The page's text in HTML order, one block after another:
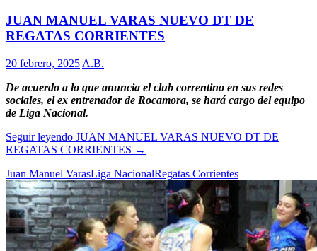
JUAN MANUEL VARAS NUEVO DT DE
REGATAS CORRIENTES
20 febrero, 2025 A.B.
De acuerdo a lo que anuncia el club correntino en sus redes
sociales, el ex entrenador de Rocamora, se hará cargo del equipo
de Liga Nacional.
Seguir leyendo JUAN MANUEL VARAS NUEVO DT DE
REGATAS CORRIENTES →
Juan Manuel VarasLiga NacionalRegatas Corrientes